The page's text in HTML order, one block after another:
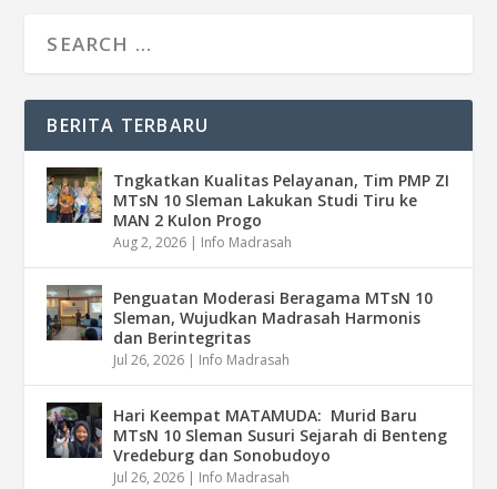
BERITA TERBARU
Tngkatkan Kualitas Pelayanan, Tim PMP ZI
MTsN 10 Sleman Lakukan Studi Tiru ke
MAN 2 Kulon Progo
Aug 2, 2026 | Info Madrasah
Penguatan Moderasi Beragama MTsN 10
Sleman, Wujudkan Madrasah Harmonis
dan Berintegritas
Jul 26, 2026 | Info Madrasah
Hari Keempat MATAMUDA: Murid Baru
MTsN 10 Sleman Susuri Sejarah di Benteng
Vredeburg dan Sonobudoyo
Jul 26, 2026 | Info Madrasah